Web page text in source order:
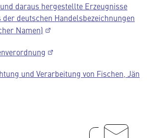
daraus hergestellte Erzeugnisse
deutschen Handelsbezeichnungen
Namen)
und Verarbeitung von Fischen, Jän